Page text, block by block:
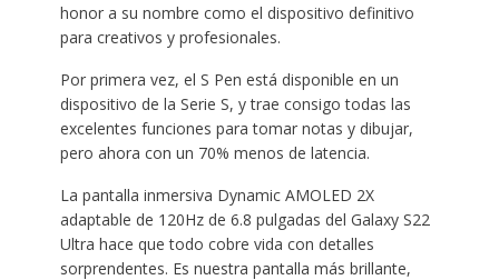
honor a su nombre como el dispositivo definitivo
para creativos y profesionales.
Por primera vez, el S Pen está disponible en un
dispositivo de la Serie S, y trae consigo todas las
excelentes funciones para tomar notas y dibujar,
pero ahora con un 70% menos de latencia.
La pantalla inmersiva Dynamic AMOLED 2X
adaptable de 120Hz de 6.8 pulgadas del Galaxy S22
Ultra hace que todo cobre vida con detalles
sorprendentes. Es nuestra pantalla más brillante,